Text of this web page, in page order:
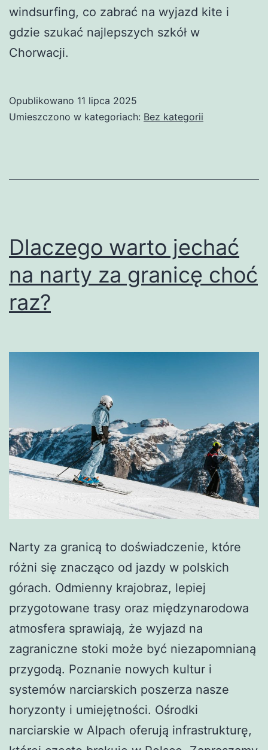
windsurfing, co zabrać na wyjazd kite i
gdzie szukać najlepszych szkół w
Chorwacji.
Opublikowano 11 lipca 2025
Umieszczono w kategoriach: Bez kategorii
Dlaczego warto jechać
na narty za granicę choć
raz?
Narty za granicą to doświadczenie, które
różni się znacząco od jazdy w polskich
górach. Odmienny krajobraz, lepiej
przygotowane trasy oraz międzynarodowa
atmosfera sprawiają, że wyjazd na
zagraniczne stoki może być niezapomnianą
przygodą. Poznanie nowych kultur i
systemów narciarskich poszerza nasze
horyzonty i umiejętności. Ośrodki
narciarskie w Alpach oferują infrastrukturę,